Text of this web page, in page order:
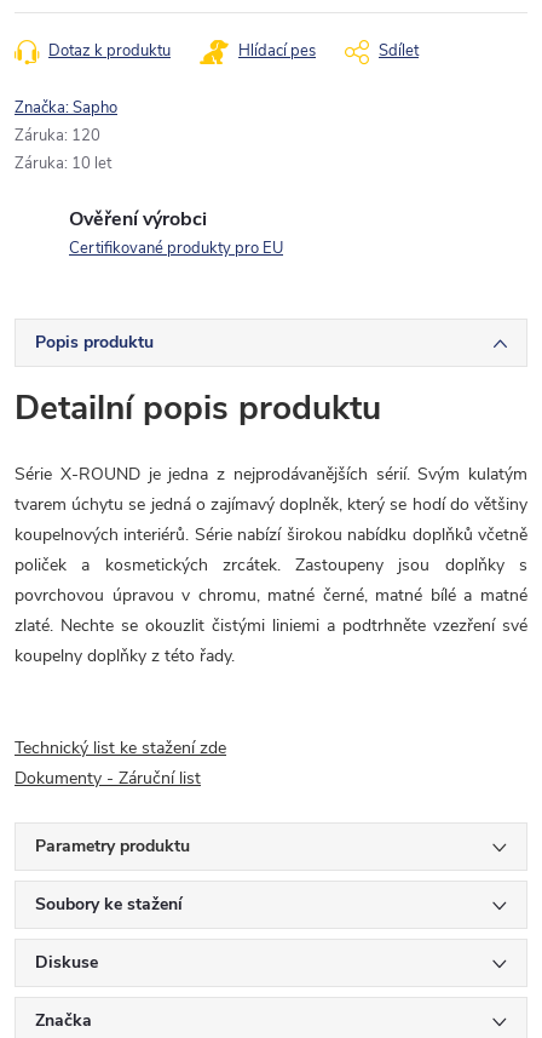
Dotaz k produktu Hlídací pes Sdílet
Značka:Sapho
Záruka: 120
Záruka: 10 let
Ověření výrobci
Certifikované produkty pro EU
Popis produktu
Detailní popis produktu
Série X-ROUND je jedna z nejprodávanějších sérií. Svým kulatým
tvarem úchytu se jedná o zajímavý doplněk, který se hodí do většiny
koupelnových interiérů. Série nabízí širokou nabídku doplňků včetně
poliček a kosmetických zrcátek. Zastoupeny jsou doplňky s
povrchovou úpravou v chromu, matné černé, matné bílé a matné
zlaté. Nechte se okouzlit čistými liniemi a podtrhněte vzezření své
koupelny doplňky z této řady.
Technický list ke stažení zde
Dokumenty - Záruční list
Parametry produktu
Soubory ke stažení
Diskuse
Značka